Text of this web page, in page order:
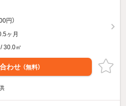
円）
ヶ月
30.0㎡
わせ （無料）